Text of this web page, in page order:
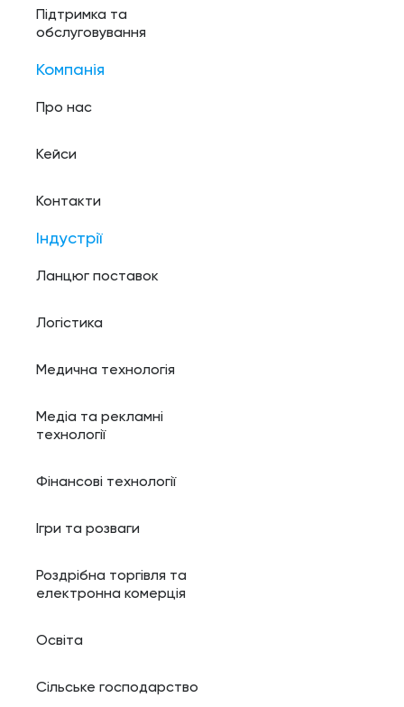
Підтримка та
обслуговування
Компанія
Про нас
Кейси
Контакти
Індустрії
Ланцюг поставок
Логістика
Медична технологія
Медіа та рекламні
технології
Фінансові технології
Ігри та розваги
Роздрібна торгівля та
електронна комерція
Освіта
Сільське господарство